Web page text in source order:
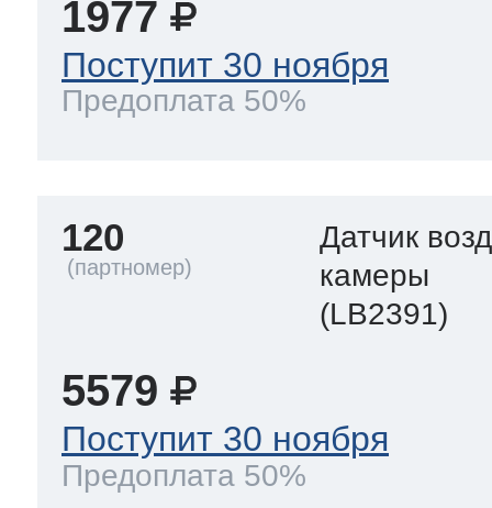
1977
Поступит 30 ноября
Предоплата 50%
120
Датчик
камеры
(LB2391)
5579
Поступит 30 ноября
Предоплата 50%